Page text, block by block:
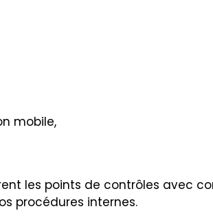
mobile,
les points de contrôles avec
procédures internes.